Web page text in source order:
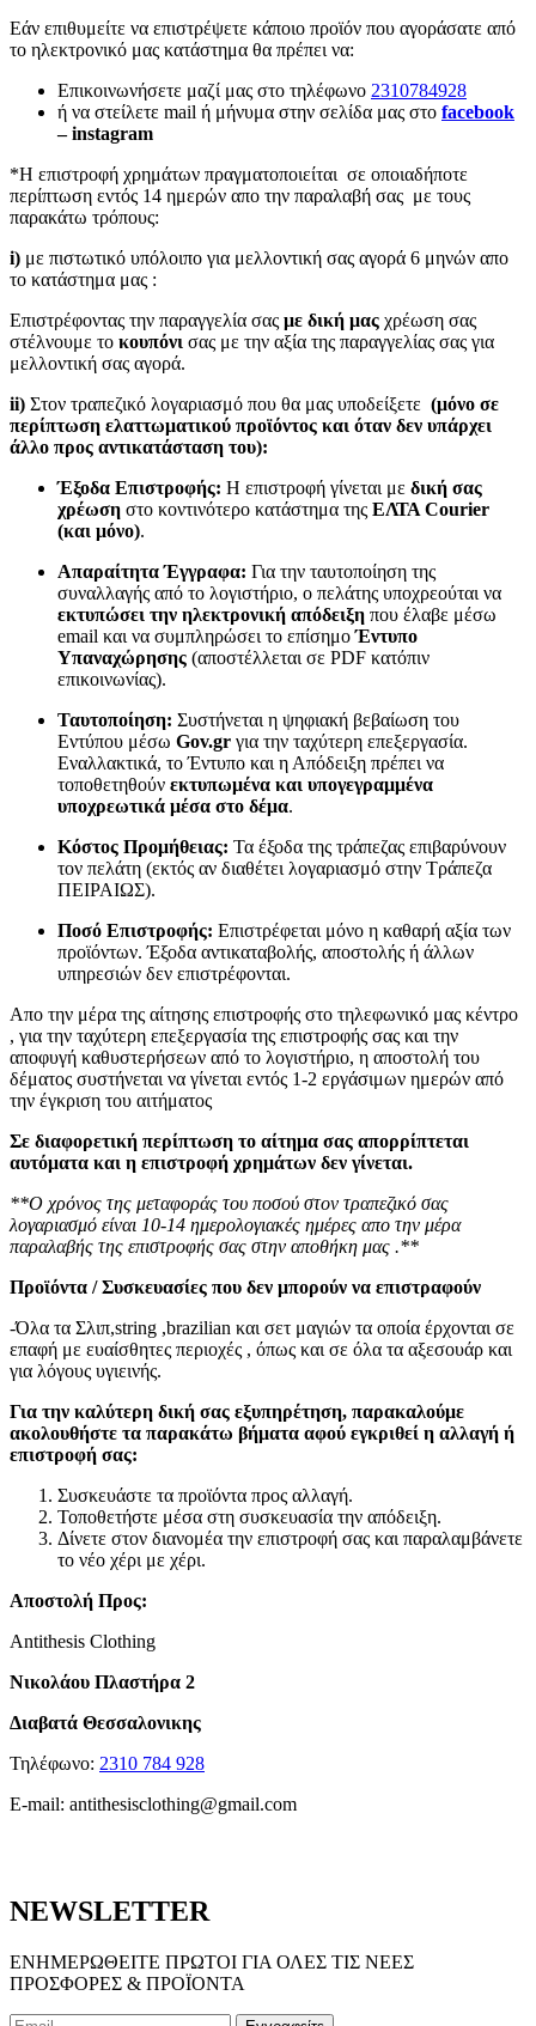
Εάν επιθυμείτε να επιστρέψετε κάποιο προϊόν που αγοράσατε από
το ηλεκτρονικό μας κατάστημα θα πρέπει να:
Επικοινωνήσετε μαζί μας στο τηλέφωνο 2310784928
ή να στείλετε mail ή μήνυμα στην σελίδα μας στο facebook
– instagram
*Η επιστροφή χρημάτων πραγματοποιείται σε οποιαδήποτε
περίπτωση εντός 14 ημερών απο την παραλαβή σας με τους
παρακάτω τρόπους:
i) με πιστωτικό υπόλοιπο για μελλοντική σας αγορά 6 μηνών απο
το κατάστημα μας :
Επιστρέφοντας την παραγγελία σας με δική μας χρέωση σας
στέλνουμε το κουπόνι σας με την αξία της παραγγελίας σας για
μελλοντική σας αγορά.
ii) Στον τραπεζικό λογαριασμό που θα μας υποδείξετε (μόνο σε
περίπτωση ελαττωματικού προϊόντος και όταν δεν υπάρχει
άλλο προς αντικατάσταση του):
Έξοδα Επιστροφής: Η επιστροφή γίνεται με δική σας
χρέωση στο κοντινότερο κατάστημα της ΕΛΤΑ Courier
(και μόνο).
Απαραίτητα Έγγραφα: Για την ταυτοποίηση της
συναλλαγής από το λογιστήριο, ο πελάτης υποχρεούται να
εκτυπώσει την ηλεκτρονική απόδειξη που έλαβε μέσω
email και να συμπληρώσει το επίσημοΈντυπο
Υπαναχώρησης (αποστέλλεται σε PDF κατόπιν
επικοινωνίας).
Ταυτοποίηση: Συστήνεται η ψηφιακή βεβαίωση του
Εντύπου μέσω Gov.gr για την ταχύτερη επεξεργασία.
Εναλλακτικά, το Έντυπο και η Απόδειξη πρέπει να
τοποθετηθούν εκτυπωμένα και υπογεγραμμένα
υποχρεωτικά μέσα στο δέμα.
Κόστος Προμήθειας: Τα έξοδα της τράπεζας επιβαρύνουν
τον πελάτη (εκτός αν διαθέτει λογαριασμό στην Τράπεζα
ΠΕΙΡΑΙΩΣ).
Ποσό Επιστροφής: Επιστρέφεται μόνο η καθαρή αξία των
προϊόντων. Έξοδα αντικαταβολής, αποστολής ή άλλων
υπηρεσιών δεν επιστρέφονται.
Απο την μέρα της αίτησης επιστροφής στο τηλεφωνικό μας κέντρο
, για την ταχύτερη επεξεργασία της επιστροφής σας και την
αποφυγή καθυστερήσεων από το λογιστήριο, η αποστολή του
δέματος συστήνεται να γίνεται εντός 1-2 εργάσιμων ημερών από
την έγκριση του αιτήματος
Σε διαφορετική περίπτωση το αίτημα σας απορρίπτεται
αυτόματα και η επιστροφή χρημάτων δεν γίνεται.
**Ο χρόνος της μεταφοράς του ποσού στον τραπεζικό σας
λογαριασμό είναι 10-14 ημερολογιακές ημέρες απο την μέρα
παραλαβής της επιστροφής σας στην αποθήκη μας .**
Προϊόντα / Συσκευασίες που δεν μπορούν να επιστραφούν
-Όλα τα Σλιπ,string ,brazilian και σετ μαγιών τα οποία έρχονται σε
επαφή με ευαίσθητες περιοχές , όπως και σε όλα τα αξεσουάρ και
για λόγους υγιεινής.
Για την καλύτερη δική σας εξυπηρέτηση, παρακαλούμε
ακολουθήστε τα παρακάτω βήματα αφού εγκριθεί η αλλαγή ή
επιστροφή σας:
Συσκευάστε τα προϊόντα προς αλλαγή.
Τοποθετήστε μέσα στη συσκευασία την απόδειξη.
Δίνετε στον διανομέα την επιστροφή σας και παραλαμβάνετε
το νέο χέρι με χέρι.
Αποστολή Προς:
Antithesis Clothing
Νικολάου Πλαστήρα 2
Διαβατά Θεσσαλονικης
Τηλέφωνο: 2310 784 928
E-mail: antithesisclothing@gmail.com
NEWSLETTER
ΕΝΗΜΕΡΩΘΕΙΤΕ ΠΡΩΤΟΙ ΓΙΑ ΟΛΕΣ ΤΙΣ ΝΕΕΣ
ΠΡΟΣΦΟΡΕΣ & ΠΡΟΪΟΝΤΑ